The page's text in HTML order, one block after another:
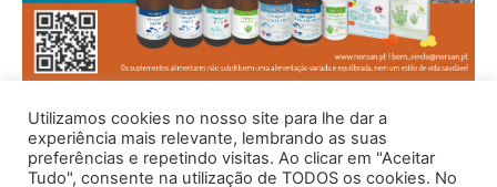
Utilizamos cookies no nosso site para lhe dar a
experiência mais relevante, lembrando as suas
preferências e repetindo visitas. Ao clicar em "Aceitar
Tudo", consente na utilização de TODOS os cookies. No